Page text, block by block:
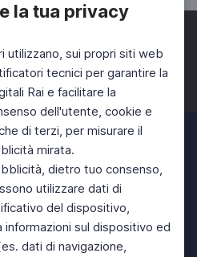
la tua privacy
utilizzano, sui propri siti web
tecnici per garantire la
Rai e facilitare la
dell'utente, cookie e
di terzi, per misurare il
mirata.
dietro tuo consenso,
utilizzare dati di
del dispositivo,
informazioni sul dispositivo ed
dati di navigazione,
Twitter Instagram